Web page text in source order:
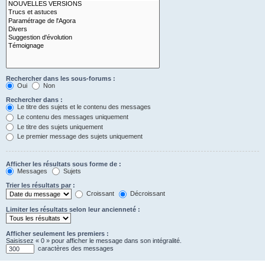
Rechercher dans les sous-forums :
Oui
Non
Rechercher dans :
Le titre des sujets et le contenu des messages
Le contenu des messages uniquement
Le titre des sujets uniquement
Le premier message des sujets uniquement
Afficher les résultats sous forme de :
Messages
Sujets
Trier les résultats par :
Croissant
Décroissant
Limiter les résultats selon leur ancienneté :
Afficher seulement les premiers :
Saisissez « 0 » pour afficher le message dans son intégralité.
caractères des messages